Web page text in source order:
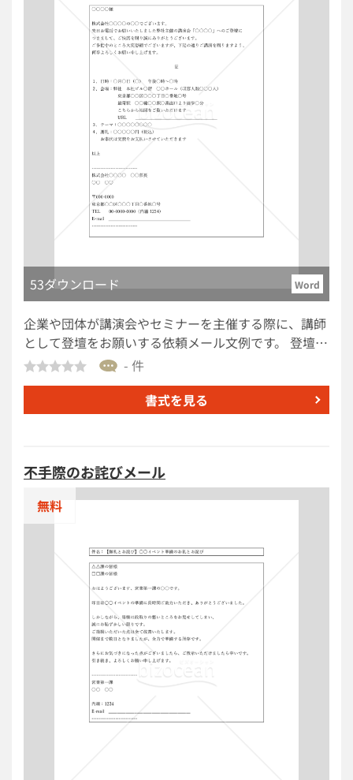
53ダウンロード Word
企業や団体が講演会やセミナーを主催する際に、講師
として登壇をお願いする依頼メール文例です。 登壇依
頼に際して、講演日時・会場・テーマ・謝礼の詳細を
講師招待（例：マーケティングイベントでの登壇依
ントでのゲストスピーカー依頼（例：社員向け講演会
の企画） ・大学・教育機関での特別講義やキャリア講
演の依頼（例：学生向け講義） ■利用・作成時のポイ
ナーでは○○業界の最新動向について講演いただきたく
存じます」と、登壇の意義を明確に説明する。 ＜講演
の具体的な条件を明示＞ 「○月○日（○）午後○時～○
時、弊社○○ホールにてご講演をお願い申し上げます」
と、日程・会場を明記する。 ＜謝礼と交通費の支給に
ついて明確にする＞ 「謝礼は○○円（税込）、お車代
は実費をお支払いいたします」と、金額を具体的に記
ムーズな調整が可能＞ 講演条件を明確に伝えること
で、依頼の受諾・調整が迅速に行える。 ＜業務の効率
- 件
書式を見る
不手際のお詫びメール
無料